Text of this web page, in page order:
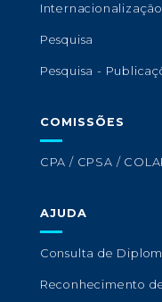
Internacionalização
Pesquisa
Pesquisa -
COMISSÕES
CPA / CPSA /
AJUDA
Consulta de
Reconhecimento